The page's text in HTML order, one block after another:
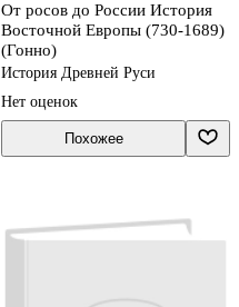
От росов до России История
Восточной Европы (730-1689)
(Гонно)
История Древней Руси
Нет оценок
Похожее